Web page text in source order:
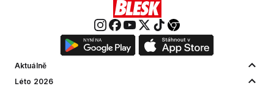
Aktuálně
Léto 2026